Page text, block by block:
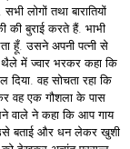
लोगों तथा बारातियों
की बुराई करते हैं. भाभी
हूँ. उसने अपनी पत्नी से
में ज्वार भरकर कहा कि
वह सोचता रहा कि
वह एक गौशला के पास
वाले ने कहा कि आप गाय
उसे बताई और धन लेकर खुशी